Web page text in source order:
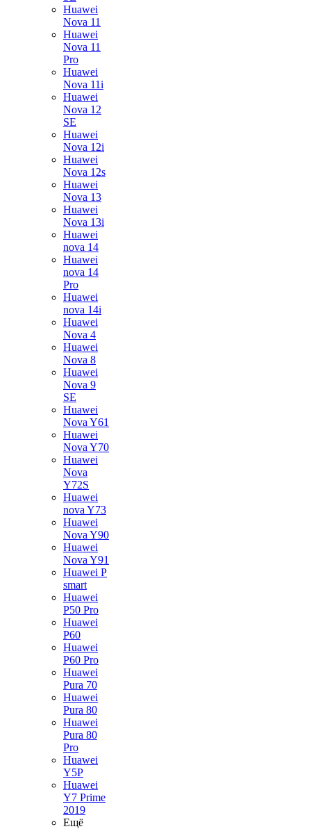
Huawei
Nova 11
Huawei
Nova 11
Pro
Huawei
Nova 11i
Huawei
Nova 12
SE
Huawei
Nova 12i
Huawei
Nova 12s
Huawei
Nova 13
Huawei
Nova 13i
Huawei
nova 14
Huawei
nova 14
Pro
Huawei
nova 14i
Huawei
Nova 4
Huawei
Nova 8
Huawei
Nova 9
SE
Huawei
Nova Y61
Huawei
Nova Y70
Huawei
Nova
Y72S
Huawei
nova Y73
Huawei
Nova Y90
Huawei
Nova Y91
Huawei P
smart
Huawei
P50 Pro
Huawei
P60
Huawei
P60 Pro
Huawei
Pura 70
Huawei
Pura 80
Huawei
Pura 80
Pro
Huawei
Y5P
Huawei
Y7 Prime
2019
Ещё